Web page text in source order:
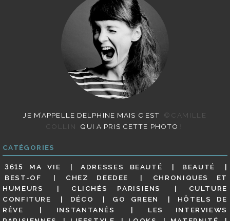
JE M’APPELLE DELPHINE MAIS C’EST
©CAMILLE
COLLIN
QUI A PRIS CETTE PHOTO !
CATÉGORIES
3615 MA VIE ADRESSES BEAUTÉ
BEAUTÉ
BEST-OF
CHEZ DEEDEE
CHRONIQUES ET
HUMEURS
CLICHÉS PARISIENS
CULTURE
CONFITURE
DÉCO GO GREEN
HÔTELS DE
RÊVE
INSTANTANÉS
LES INTERVIEWS